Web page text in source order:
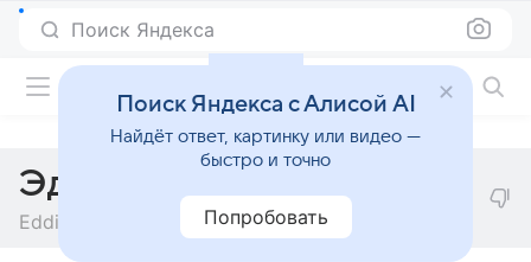
Поиск Яндекса
Эдди Фицджералд
Eddie Fitzgerald
Поиск Яндекса с Алисой AI
Найдёт ответ, картинку или видео —
быстро и точно
Попробовать